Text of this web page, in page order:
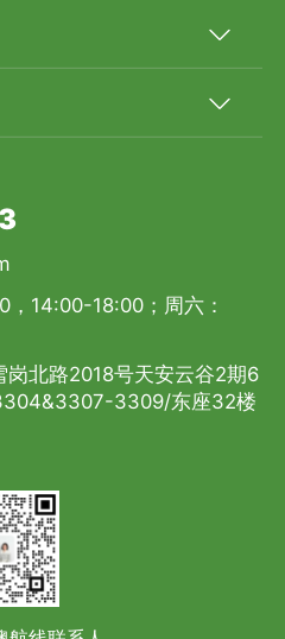
14:00-18:00；周六：
岗北路2018号天安云谷2期6
3309/东座32楼